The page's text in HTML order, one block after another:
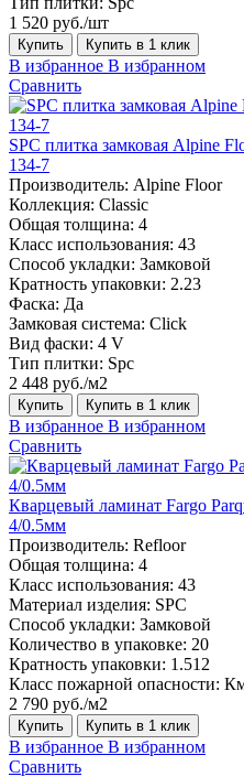
1 520 руб./шт
Купить Купить в 1 клик
В избранное В избранном
Сравнить
SPC плитка замковая Alpine
134-7
Производитель: Alpine Floor
Коллекция: Classic
Общая толщина: 4
Класс использования: 43
Способ укладки: Замковой
Кратность упаковки: 2.23
Фаска: Да
Замковая система: Click
Вид фаски: 4 V
Тип плитки: Spc
2 448 руб./м2
Купить Купить в 1 клик
В избранное В избранном
Сравнить
Кварцевый ламинат Fargo
4/0.5мм
Производитель: Refloor
Общая толщина: 4
Класс использования: 43
Материал изделия: SPC
Способ укладки: Замковой
Количество в упаковке: 20
Кратность упаковки: 1.512
Класс пожарной опасности:
2 790 руб./м2
Купить Купить в 1 клик
В избранное В избранном
Сравнить